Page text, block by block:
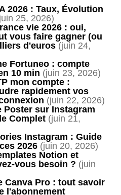
2026 : Taux, Évolution
25, 2026)
vie 2026 : oui,
vous faire gagner (ou
d'euros (juin 24,
Fortuneo : compte
10 min (juin 23, 2026)
mon compte :
rapidement vos
(juin 22, 2026)
Poster sur Instagram
Complet (juin 21,
Instagram : Guide
2026 (juin 20, 2026)
Notion et
vous besoin ? (juin
Canva Pro : tout savoir
l'abonnement